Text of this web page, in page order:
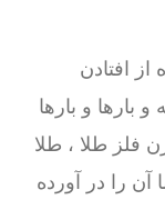
افتادن
بارها و بارها
فلز طلا ، طلا
را در آورده